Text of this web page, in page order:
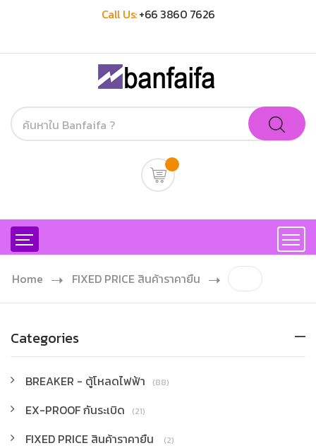
Call Us:+66 3860 7626
Home FIXED PRICE สินค้าราคายืน
Categories
BREAKER - ตู้โหลดไฟฟ้า (88)
EX-PROOF กันระเบิด (21)
FIXED PRICE สินค้าราคายืน (2)